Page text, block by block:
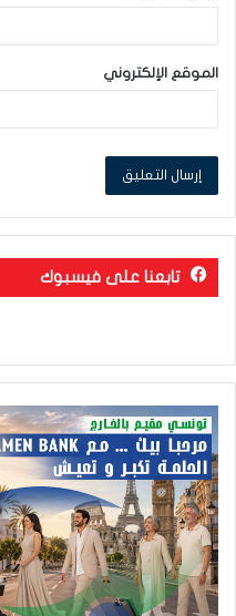
الموقع الإلكتروني
تابعنا على فيسبوك